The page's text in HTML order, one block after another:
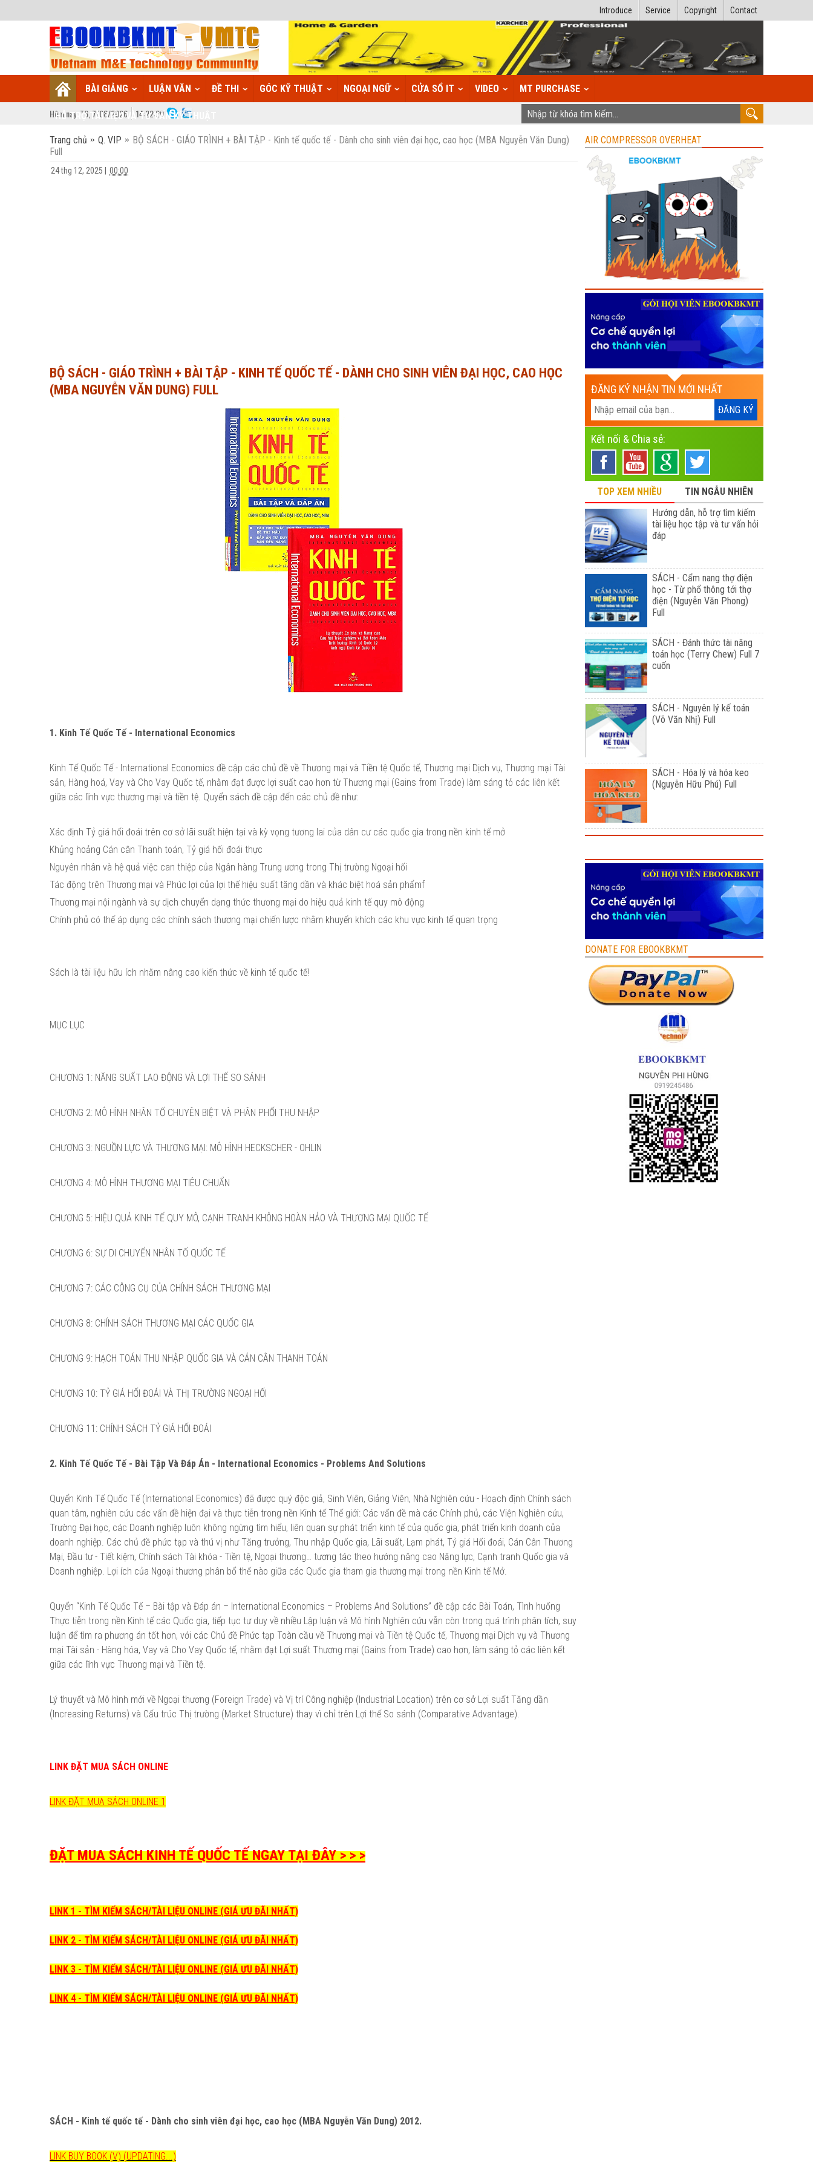
Contact
Copyright
Service
Introduce
BÀI GIẢNG LUẬN VĂN ĐỀ THI GÓC KỸ THUẬT NGOẠI NGỮ CỬA SỔ IT VIDEO MT PURCHASE
HỖ TRỢ TÀI LIỆU VÀ TƯ VẤN KỸ THUẬT
Hôm nay: T6, 7/08/2026 14:22:21
Trang chủ Q. VIP
BỘ SÁCH - GIÁO TRÌNH + BÀI TẬP - Kinh tế quốc tế - Dành cho sinh viên đại học, cao học (MBA Nguyễn Văn Dung)
Full
24 thg 12, 2025 00:00
BỘ SÁCH - GIÁO TRÌNH + BÀI TẬP - KINH TẾ QUỐC TẾ - DÀNH CHO SINH VIÊN ĐẠI HỌC, CAO HỌC
(MBA NGUYỄN VĂN DUNG) FULL
1. Kinh Tế Quốc Tế - International Economics
Kinh Tế Quốc Tế - International Economics đề cập các chủ đề về Thương mại và Tiền tệ Quốc tế, Thương mại Dịch vụ, Thương mại Tài
sản, Hàng hoá, Vay và Cho Vay Quốc tế, nhằm đạt được lợi suất cao hơn từ Thương mại (Gains from Trade) làm sáng tỏ các liên kết
giữa các lĩnh vực thương mại và tiền tệ. Quyển sách đề cập đến các chủ đề như:
Xác định Tỷ giá hối đoái trên cơ sở lãi suất hiện tại và kỳ vọng tương lai của dân cư các quốc gia trong nền kinh tế mở
Khủng hoảng Cán cân Thanh toán, Tỷ giá hối đoái thực
Nguyên nhân và hệ quả việc can thiệp của Ngân hàng Trung ương trong Thị trường Ngoại hối
Tác động trên Thương mại và Phúc lợi của lợi thế hiệu suất tăng dần và khác biệt hoá sản phẩmf
Thương mại nội ngành và sự dịch chuyển dạng thức thương mại do hiệu quả kinh tế quy mô động
Chính phủ có thế áp dụng các chính sách thương mại chiến lược nhằm khuyến khích các khu vực kinh tế quan trọng
Sách là tài liệu hữu ích nhằm nâng cao kiến thức về kinh tế quốc tế!
MỤC LỤC
CHƯƠNG 1: NĂNG SUẤT LAO ĐỘNG VÀ LỢI THẾ SO SÁNH
CHƯƠNG 2: MÔ HÌNH NHÂN TỐ CHUYÊN BIỆT VÀ PHÂN PHỐI THU NHẬP
CHƯƠNG 3: NGUỒN LỰC VÀ THƯƠNG MẠI: MÔ HÌNH HECKSCHER - OHLIN
CHƯƠNG 4: MÔ HÌNH THƯƠNG MẠI TIÊU CHUẨN
CHƯƠNG 5: HIỆU QUẢ KINH TẾ QUY MÔ, CẠNH TRANH KHÔNG HOÀN HẢO VÀ THƯƠNG MẠI QUỐC TẾ
CHƯƠNG 6: SỰ DI CHUYỂN NHÂN TỐ QUỐC TẾ
CHƯƠNG 7: CÁC CÔNG CỤ CỦA CHÍNH SÁCH THƯƠNG MẠI
CHƯƠNG 8: CHÍNH SÁCH THƯƠNG MẠI CÁC QUỐC GIA
CHƯƠNG 9: HẠCH TOÁN THU NHẬP QUỐC GIA VÀ CÁN CÂN THANH TOÁN
CHƯƠNG 10: TỶ GIÁ HỐI ĐOÁI VÀ THỊ TRƯỜNG NGOẠI HỐI
CHƯƠNG 11: CHÍNH SÁCH TỶ GIÁ HỐI ĐOÁI
2. Kinh Tế Quốc Tế - Bài Tập Và Đáp Án - International Economics - Problems And Solutions
Quyển Kinh Tế Quốc Tế (International Economics) đã được quý độc giả, Sinh Viên, Giảng Viên, Nhà Nghiên cứu - Hoạch định Chính sách
quan tâm, nghiên cứu các vấn đề hiện đại và thực tiễn trong nền Kinh tế Thế giới: Các vấn đề mà các Chính phủ, các Viện Nghiên cứu,
Trường Đại học, các Doanh nghiệp luôn không ngừng tìm hiểu, liên quan sự phát triển kinh tế của quốc gia, phát triển kinh doanh của
doanh nghiệp. Các chủ đề phức tạp và thú vị như Tăng trưởng, Thu nhập Quốc gia, Lãi suất, Lạm phát, Tỷ giá Hối đoái, Cán Cân Thương
Mại, Đầu tư - Tiết kiệm, Chính sách Tài khóa - Tiền tệ, Ngoại thương… tương tác theo hướng nâng cao Năng lực, Cạnh tranh Quốc gia và
Doanh nghiệp. Lợi ích của Ngoại thương phân bổ thế nào giữa các Quốc gia tham gia thương mại trong nền Kinh tế Mở.
Quyển “Kinh Tế Quốc Tế – Bài tập và Đáp án – International Economics – Problems And Solutions” đề cập các Bài Toán, Tình huống
Thực tiễn trong nền Kinh tế các Quốc gia, tiếp tục tư duy về nhiều Lập luận và Mô hình Nghiên cứu vẫn còn trong quá trình phân tích, suy
luận để tìm ra phương án tốt hơn, với các Chủ đề Phức tạp Toàn cầu về Thương mại và Tiền tệ Quốc tế, Thương mại Dịch vụ và Thương
mại Tài sản - Hàng hóa, Vay và Cho Vay Quốc tế, nhằm đạt Lợi suất Thương mại (Gains from Trade) cao hơn, làm sáng tỏ các liên kết
giữa các lĩnh vực Thương mại và Tiền tệ.
Lý thuyết và Mô hình mới về Ngoại thương (Foreign Trade) và Vị trí Công nghiệp (Industrial Location) trên cơ sở Lợi suất Tăng dần
(Increasing Returns) và Cấu trúc Thị trường (Market Structure) thay vì chỉ trên Lợi thế So sánh (Comparative Advantage).
LINK ĐẶT MUA SÁCH ONLINE
LINK ĐẶT MUA SÁCH ONLINE 1
ĐẶT MUA SÁCH KINH TẾ QUỐC TẾ NGAY TẠI ĐÂY > > >
LINK 1 - TÌM KIẾM SÁCH/TÀI LIỆU ONLINE (GIÁ ƯU ĐÃI NHẤT)
LINK 2 - TÌM KIẾM SÁCH/TÀI LIỆU ONLINE (GIÁ ƯU ĐÃI NHẤT)
LINK 3 - TÌM KIẾM SÁCH/TÀI LIỆU ONLINE (GIÁ ƯU ĐÃI NHẤT)
LINK 4 - TÌM KIẾM SÁCH/TÀI LIỆU ONLINE (GIÁ ƯU ĐÃI NHẤT)
SÁCH - Kinh tế quốc tế - Dành cho sinh viên đại học, cao học (MBA Nguyễn Văn Dung) 2012.
LINK BUY BOOK (V) (UPDATING...)
AIR COMPRESSOR OVERHEAT
ĐĂNG KÝ NHẬN TIN MỚI NHẤT
Kết nối & Chia sẻ:
TOP XEM NHIỀU
TIN NGẪU NHIÊN
Hướng dẫn, hỗ trợ tìm kiếm
tài liệu học tập và tư vấn hỏi
đáp
SÁCH - Cẩm nang thợ điện
học - Từ phổ thông tới thợ
điện (Nguyễn Văn Phong)
Full
SÁCH - Đánh thức tài năng
toán học (Terry Chew) Full 7
cuốn
SÁCH - Nguyên lý kế toán
(Võ Văn Nhị) Full
SÁCH - Hóa lý và hóa keo
(Nguyễn Hữu Phú) Full
DONATE FOR EBOOKBKMT